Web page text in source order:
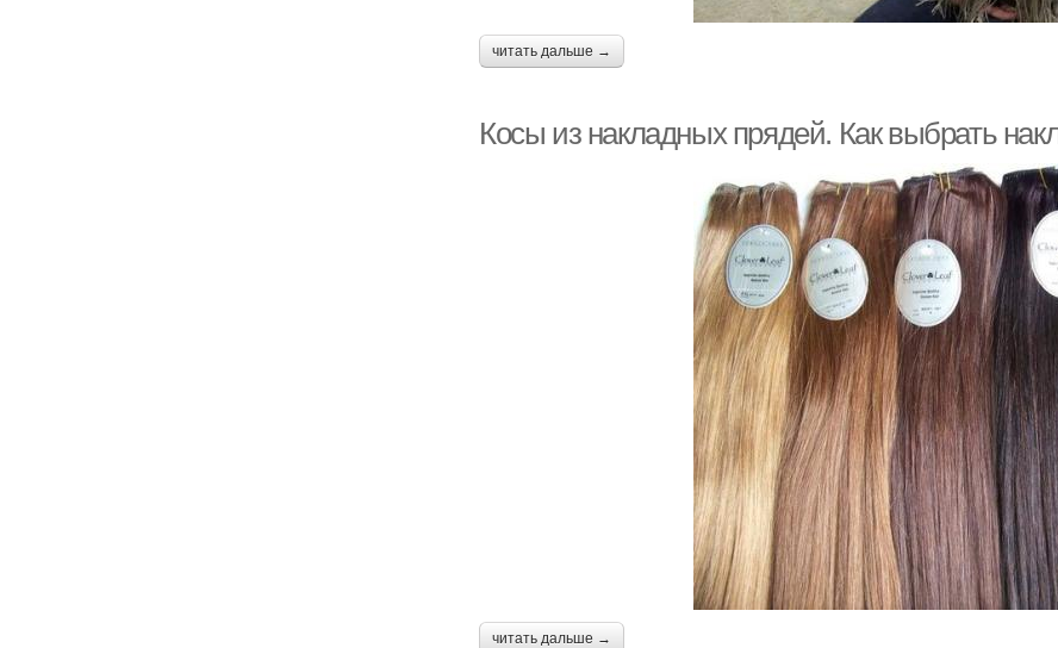
читать дальше →
Косы из накладных прядей. Как выбрать
читать дальше →